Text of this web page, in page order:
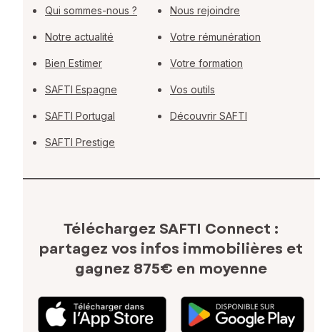
Qui sommes-nous ?
Notre actualité
Bien Estimer
SAFTI Espagne
SAFTI Portugal
SAFTI Prestige
Nous rejoindre
Votre rémunération
Votre formation
Vos outils
Découvrir SAFTI
Téléchargez SAFTI Connect :
partagez vos infos immobilières et
gagnez 875€ en moyenne